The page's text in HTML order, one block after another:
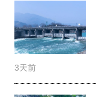
3天前